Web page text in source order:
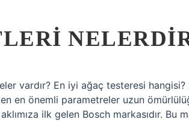
vardır? En iyi ağaç testeresi hangisi?
en önemli parametreler uzun
aklımıza ilk gelen Bosch markasıdır. Bu